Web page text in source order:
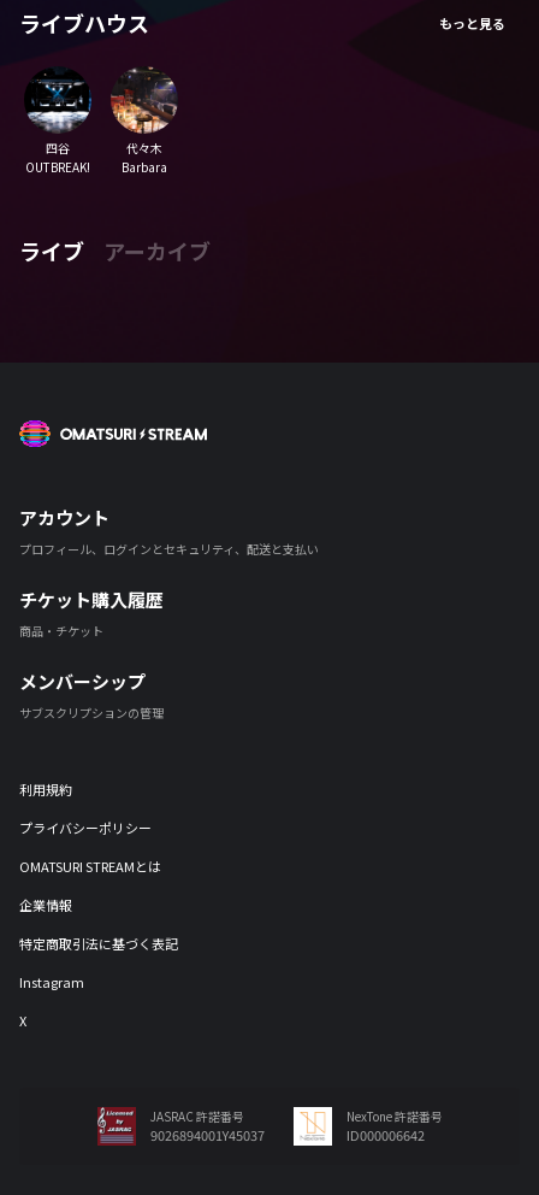
ライブハウス
四谷
OUTBREAK!
代々木
Barbara
ライブ アーカイブ
アカウント
プロフィール、ログインとセキュリティ、配送と支払い
チケット購入履歴
商品・チケット
メンバーシップ
サブスクリプションの管理
利用規約
プライバシーポリシー
OMATSURI STREAMとは
企業情報
特定商取引法に基づく表記
Instagram
X
JASRAC 許諾番号
9026894001Y45037
NexTone 許諾番号
ID000006642